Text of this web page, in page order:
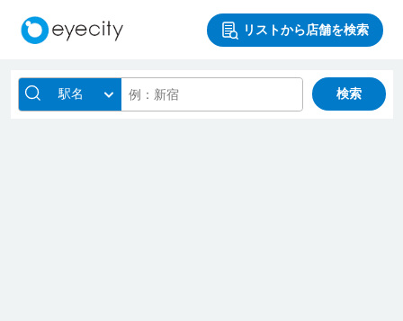
リストから店舗を検索
駅名 検索